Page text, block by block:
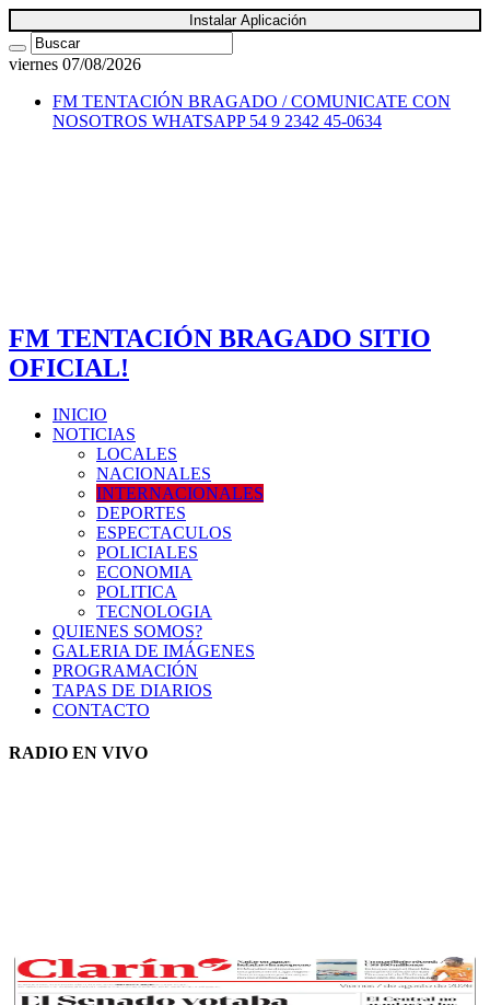
Instalar Aplicación
viernes 07/08/2026
FM TENTACIÓN BRAGADO / COMUNICATE CON
NOSOTROS WHATSAPP 54 9 2342 45-0634
FM TENTACIÓN BRAGADO SITIO
OFICIAL!
INICIO
NOTICIAS
LOCALES
NACIONALES
INTERNACIONALES
DEPORTES
ESPECTACULOS
POLICIALES
ECONOMIA
POLITICA
TECNOLOGIA
QUIENES SOMOS?
GALERIA DE IMÁGENES
PROGRAMACIÓN
TAPAS DE DIARIOS
CONTACTO
RADIO EN VIVO